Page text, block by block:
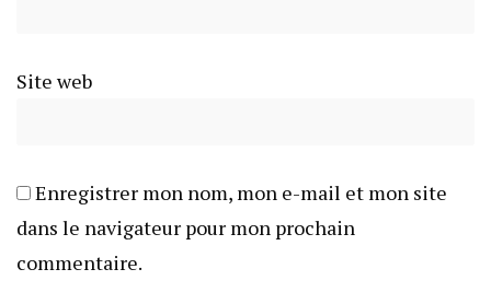
Site web
Enregistrer mon nom, mon e-mail et mon site
dans le navigateur pour mon prochain
commentaire.